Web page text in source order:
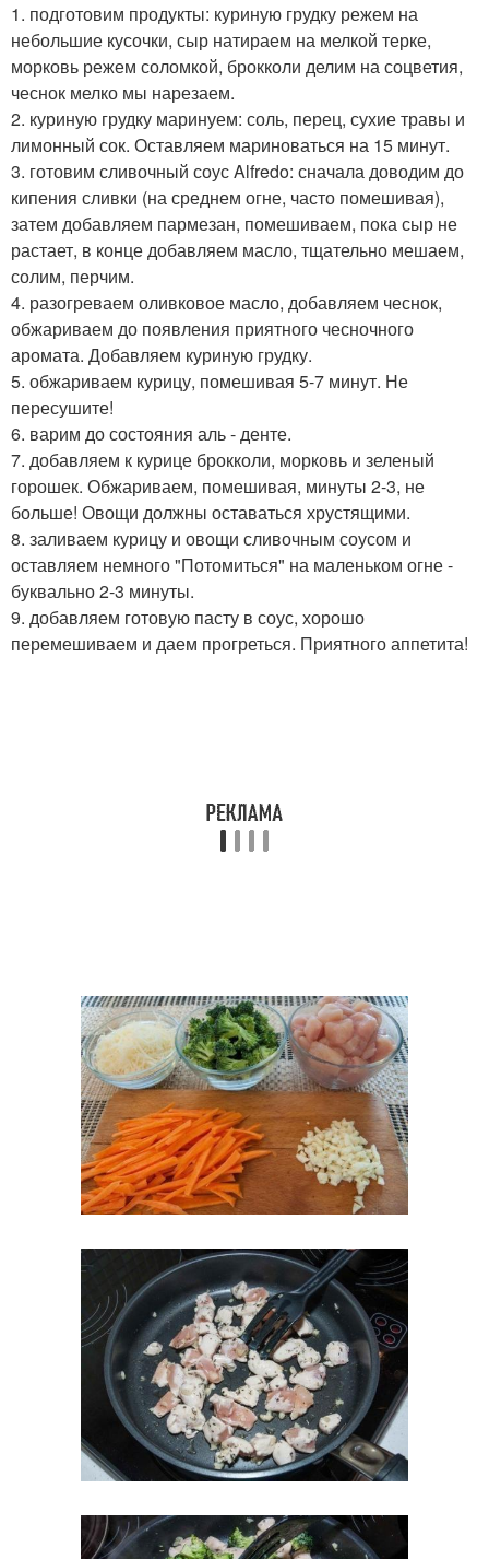
1. подготовим продукты: куриную грудку режем на
небольшие кусочки, сыр натираем на мелкой терке,
морковь режем соломкой, брокколи делим на соцветия,
чеснок мелко мы нарезаем.
2. куриную грудку маринуем: соль, перец, сухие травы и
лимонный сок. Оставляем мариноваться на 15 минут.
3. готовим сливочный соус Alfredo: сначала доводим до
кипения сливки (на среднем огне, часто помешивая),
затем добавляем пармезан, помешиваем, пока сыр не
растает, в конце добавляем масло, тщательно мешаем,
солим, перчим.
4. разогреваем оливковое масло, добавляем чеснок,
обжариваем до появления приятного чесночного
аромата. Добавляем куриную грудку.
5. обжариваем курицу, помешивая 5-7 минут. Не
пересушите!
6. варим до состояния аль - денте.
7. добавляем к курице брокколи, морковь и зеленый
горошек. Обжариваем, помешивая, минуты 2-3, не
больше! Овощи должны оставаться хрустящими.
8. заливаем курицу и овощи сливочным соусом и
оставляем немного "Потомиться" на маленьком огне -
буквально 2-3 минуты.
9. добавляем готовую пасту в соус, хорошо
перемешиваем и даем прогреться. Приятного аппетита!